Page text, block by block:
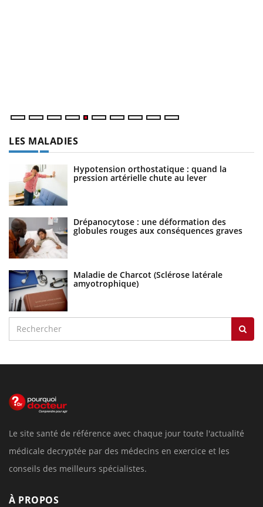
LES MALADIES
Hypotension orthostatique : quand la
pression artérielle chute au lever
Drépanocytose : une déformation des
globules rouges aux conséquences graves
Maladie de Charcot (Sclérose latérale
amyotrophique)
Le site santé de référence avec chaque jour toute l'actualité
médicale decryptée par des médecins en exercice et les
conseils des meilleurs spécialistes.
À PROPOS